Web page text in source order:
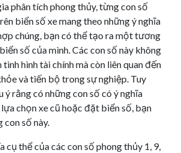
phân tích phong thủy, từng con số
biển số xe mang theo những ý nghĩa
chúng, bạn có thể tạo ra một tương
số của mình. Các con số này không
hình tài chính mà còn liên quan đến
và tiến bộ trong sự nghiệp. Tuy
ý rằng có những con số có ý nghĩa
chọn xe cũ hoặc đặt biển số, bạn
con số này.
cụ thể của các con số phong thủy 1, 9,